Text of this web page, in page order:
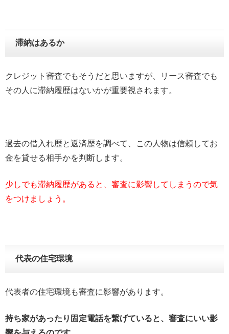
滞納はあるか
クレジット審査でもそうだと思いますが、リース審査でも
その人に滞納履歴はないかが重要視されます。
過去の借入れ歴と返済歴を調べて、この人物は信頼してお
金を貸せる相手かを判断します。
少しでも滞納履歴があると、審査に影響してしまうので気
をつけましょう。
代表の住宅環境
代表者の住宅環境も審査に影響があります。
持ち家があったり固定電話を繋げていると、審査にいい影